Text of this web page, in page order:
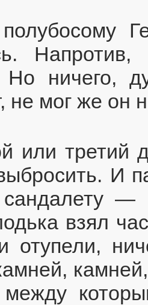
Но ничего,
не мог же он
или третий
И
—
взял
отупели,
между